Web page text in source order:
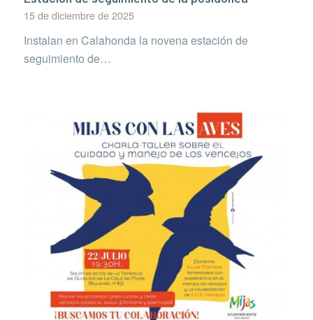
15 de diciembre de 2025
Instalan en Calahonda la novena estación de
seguimiento de…